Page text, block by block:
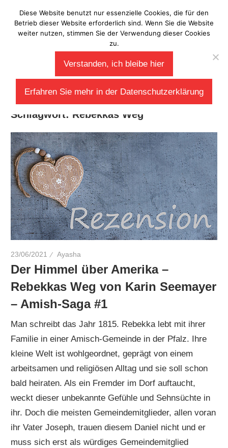
Inhalt
springen
Laberladen
Schlagwort: Rebekkas Weg
23/06/2021 Ayasha
Der Himmel über Amerika –
Rebekkas Weg von Karin Seemayer
– Amish-Saga #1
Man schreibt das Jahr 1815. Rebekka lebt mit ihrer
Familie in einer Amisch-Gemeinde in der Pfalz. Ihre
kleine Welt ist wohlgeordnet, geprägt von einem
arbeitsamen und religiösen Alltag und sie soll schon
bald heiraten. Als ein Fremder im Dorf auftaucht,
weckt dieser unbekannte Gefühle und Sehnsüchte in
ihr. Doch die meisten Gemeindemitglieder, allen voran
ihr Vater Joseph, trauen diesem Daniel nicht und er
muss sich erst als würdiges Gemeindemitglied
Diese Website benutzt nur essenzielle Cookies, die für den
Betrieb dieser Website erforderlich sind. Wenn Sie die Website
weiter nutzen, stimmen Sie der Verwendung dieser Cookies
zu.
Verstanden, ich bleibe hier
Erfahren Sie mehr in der Datenschutzerklärung